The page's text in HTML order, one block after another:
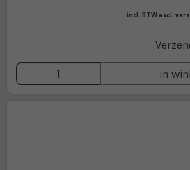
incl. BTW excl.
in